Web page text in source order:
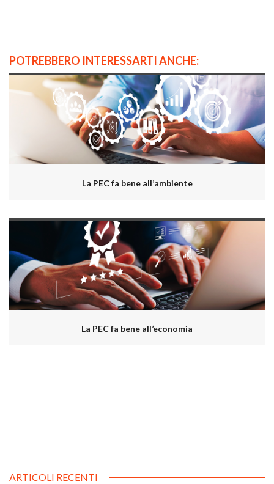
POTREBBERO INTERESSARTI ANCHE:
La PEC fa bene all’ambiente
La PEC fa bene all’economia
ARTICOLI RECENTI